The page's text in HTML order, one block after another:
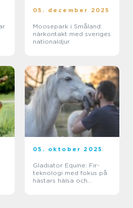
05. december 2025
Moosepark i Småland:
närkontakt med sveriges
nationaldjur
05. oktober 2025
Gladiator Equine: Fir-
teknologi med fokus på
hästars hälsa och